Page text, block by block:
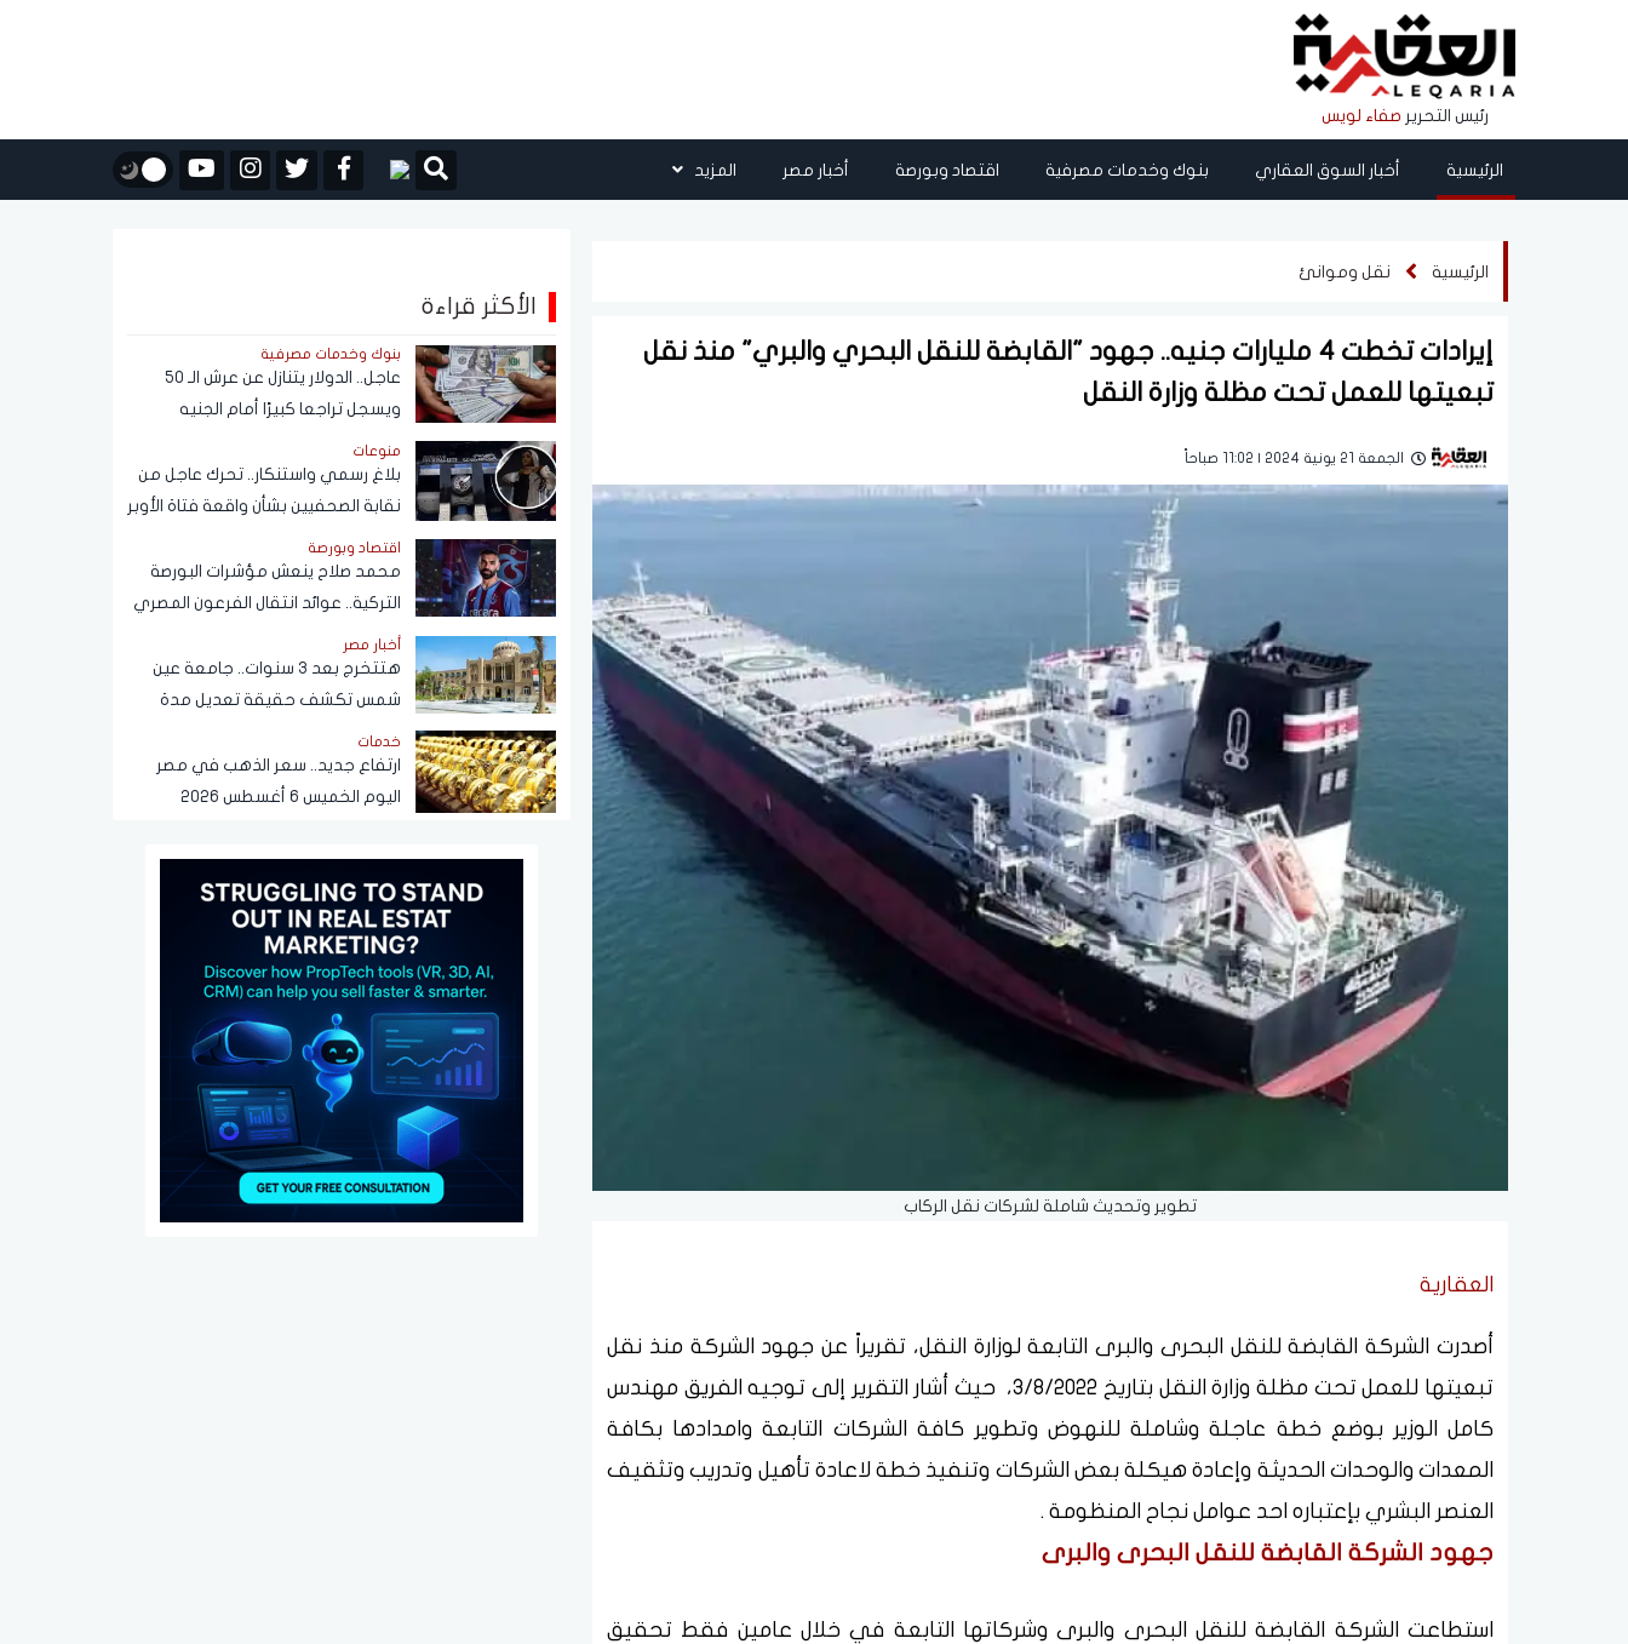
رئيس التحرير صفاء لويس
الرئيسية أخبار السوق العقاري بنوك وخدمات مصرفية اقتصاد وبورصة أخبار مصر المزيد
الرئيسية نقل وموانئ
إيرادات تخطت 4 مليارات جنيه.. جهود "القابضة للنقل البحري والبري" منذ نقل
تبعيتها للعمل تحت مظلة وزارة النقل
الجمعة 21 يونية 2024 | 11:02 صباحاً
تطوير وتحديث شاملة لشركات نقل الركاب
العقارية
أصدرت الشركة القابضة للنقل البحرى والبرى التابعة لوزارة النقل، تقريراً عن جهود الشركة منذ نقل
تبعيتها للعمل تحت مظلة وزارة النقل بتاريخ 3/8/2022، حيث أشار التقرير إلى توجيه الفريق مهندس
كامل الوزير بوضع خطة عاجلة وشاملة للنهوض وتطوير كافة الشركات التابعة وامدادها بكافة
المعدات والوحدات الحديثة وإعادة هيكلة بعض الشركات وتنفيذ خطة لاعادة تأهيل وتدريب وتثقيف
العنصر البشري بإعتباره احد عوامل نجاح المنظومة .
جهود الشركة القابضة للنقل البحرى والبرى
استطاعت الشركة القابضة للنقل البحرى والبرى وشركاتها التابعة في خلال عامين فقط تحقيق
الأكثر قراءة
بنوك وخدمات مصرفية
عاجل.. الدولار يتنازل عن عرش الـ 50
ويسجل تراجعا كبيرًا أمام الجنيه
المصري
منوعات
بلاغ رسمي واستنكار.. تحرك عاجل من
نقابة الصحفيين بشأن واقعة فتاة الأوبر
اقتصاد وبورصة
محمد صلاح ينعش مؤشرات البورصة
التركية.. عوائد انتقال الفرعون المصري
لـ"طرابزون" تتجاوز المستطيل الأخضر
أخبار مصر
هتتخرج بعد 3 سنوات.. جامعة عين
شمس تكشف حقيقة تعديل مدة
الدراسة بكلية تجارة
خدمات
ارتفاع جديد.. سعر الذهب في مصر
اليوم الخميس 6 أغسطس 2026